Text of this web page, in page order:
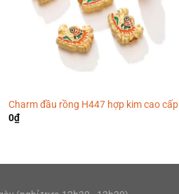
Charm đầu rồng H447 hợp kim cao cấp
0₫